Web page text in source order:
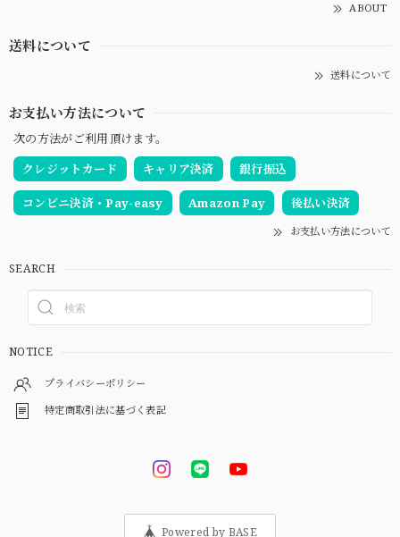
ABOUT
送料について
送料について
お支払い方法について
次の方法がご利用頂けます。
クレジットカード
キャリア決済 銀行振込
コンビニ決済・Pay-easy Amazon Pay 後払い決済
お支払い方法について
SEARCH
NOTICE
プライバシーポリシー
特定商取引法に基づく表記
Powered by BASE